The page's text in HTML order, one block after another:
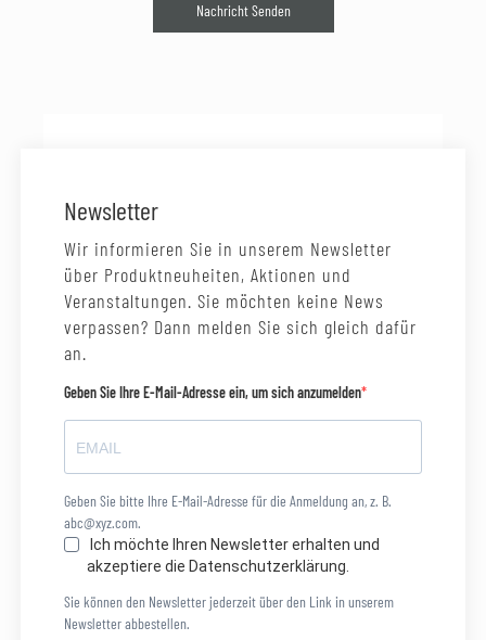
Nachricht Senden
Newsletter
Wir informieren Sie in unserem Newsletter
über Produktneuheiten, Aktionen und
Veranstaltungen. Sie möchten keine News
verpassen? Dann melden Sie sich gleich dafür
an.
Geben Sie Ihre E-Mail-Adresse ein, um sich anzumelden
Geben Sie bitte Ihre E-Mail-Adresse für die Anmeldung an, z. B.
abc@xyz.com.
Ich möchte Ihren Newsletter erhalten und
akzeptiere die Datenschutzerklärung.
Sie können den Newsletter jederzeit über den Link in unserem
Newsletter abbestellen.